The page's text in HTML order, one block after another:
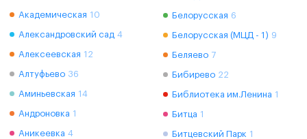
Академическая 10
Александровский сад 4
Алексеевская 12
Алтуфьево 36
Аминьевская 14
Андроновка 1
Аникеевка 4
Белорусская 6
Белорусская (МЦД - 1) 9
Беляево 7
Бибирево 22
Библиотека им.Ленина 1
Битца 1
Битцевский Парк 1